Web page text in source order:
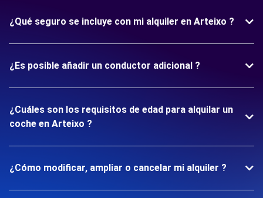
¿Qué seguro se incluye con mi alquiler en Arteixo ?
¿Es posible añadir un conductor adicional ?
¿Cuáles son los requisitos de edad para alquilar un
coche en Arteixo ?
¿Cómo modificar, ampliar o cancelar mi alquiler ?